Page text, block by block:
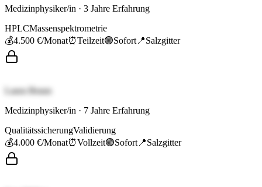
Medizinphysiker/in · 3 Jahre Erfahrung
HPLCMassenspektrometrie
💰4.500 €/Monat⏰Teilzeit🟢Sofort 📍Salzgitter
Laura Braun
Medizinphysiker/in · 7 Jahre Erfahrung
QualitätssicherungValidierung
💰4.000 €/Monat⏰Vollzeit🟢Sofort 📍Salzgitter